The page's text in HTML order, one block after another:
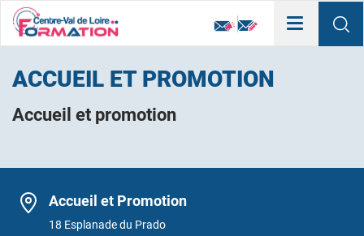
Toggle
ACCUEIL ET PROMOTION
Accueil et promotion
Accueil et Promotion
18 Esplanade du Prado